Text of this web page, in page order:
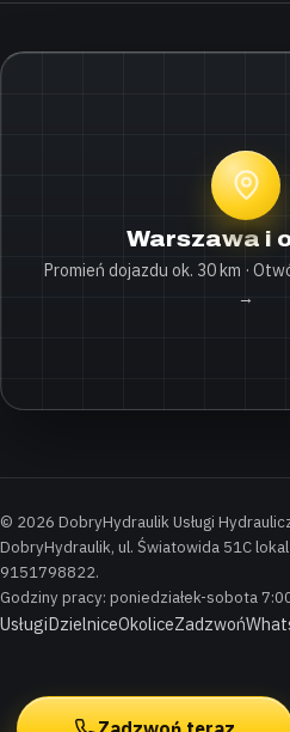
Warszawa i
Promień dojazdu ok. 30 km ·
→
© 2026 DobryHydraulik Usługi
DobryHydraulik, ul. Światowida 51C
9151798822.
Godziny pracy: poniedziałek-sobota
UsługiDzielniceOkoliceZadzwoń